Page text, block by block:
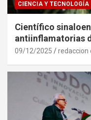
CIENCIA Y TECNOLOGÍA
Científico
antiinflamatorias
09/12/2025 redaccion